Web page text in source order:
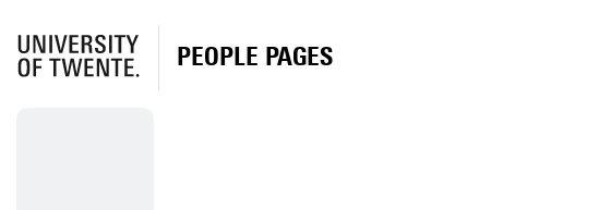
PEOPLE PAGES